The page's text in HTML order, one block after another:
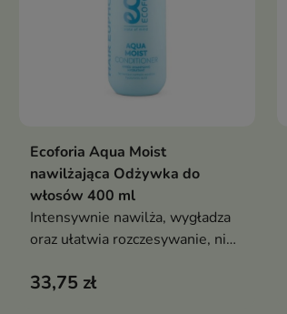
Dodaj do koszyka
Ecoforia Aqua Moist
nawilżająca Odżywka do
włosów 400 ml
Intensywnie nawilża, wygładza
oraz ułatwia rozczesywanie, nie
33,75 zł